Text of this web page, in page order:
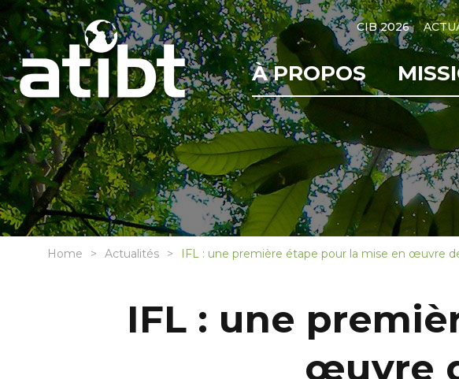
CIB 2026
À PROPOS
Home Actualités IFL : une première étape pour la mise en œuvre
IFL : une
œuvre